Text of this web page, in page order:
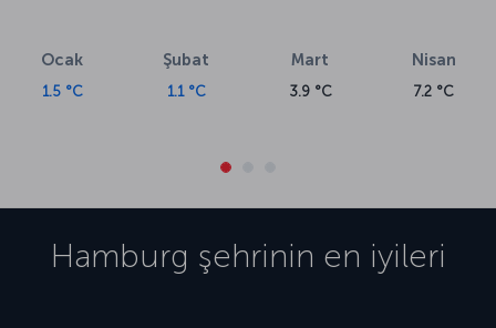
Ocak
1.5 °C
Şubat
1.1 °C
Mart
3.9 °C
Nisan
7.2 °C
Hamburg şehrinin en iyileri